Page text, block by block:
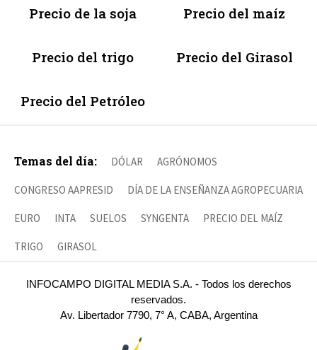
Precio de la soja Precio del maíz
Precio del trigo Precio del Girasol
Precio del Petróleo
Temas del día: DÓLAR AGRÓNOMOS
CONGRESO AAPRESID DÍA DE LA ENSEÑANZA AGROPECUARIA
EURO INTA SUELOS SYNGENTA PRECIO DEL MAÍZ
TRIGO GIRASOL
INFOCAMPO DIGITAL MEDIA S.A. - Todos los derechos
reservados.
Av. Libertador 7790, 7° A, CABA, Argentina